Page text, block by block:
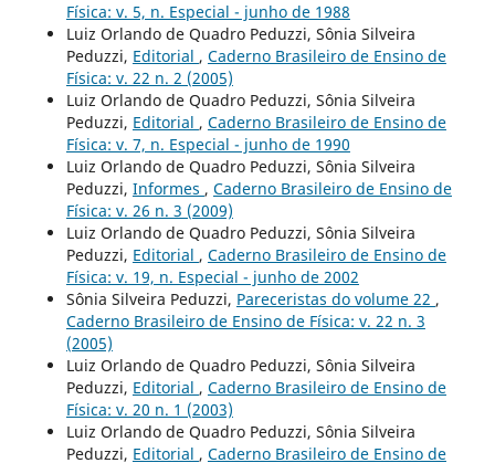
Física: v. 5, n. Especial - junho de 1988
Luiz Orlando de Quadro Peduzzi, Sônia Silveira
Peduzzi, Editorial , Caderno Brasileiro de Ensino de
Física: v. 22 n. 2 (2005)
Luiz Orlando de Quadro Peduzzi, Sônia Silveira
Peduzzi, Editorial , Caderno Brasileiro de Ensino de
Física: v. 7, n. Especial - junho de 1990
Luiz Orlando de Quadro Peduzzi, Sônia Silveira
Peduzzi, Informes , Caderno Brasileiro de Ensino de
Física: v. 26 n. 3 (2009)
Luiz Orlando de Quadro Peduzzi, Sônia Silveira
Peduzzi, Editorial , Caderno Brasileiro de Ensino de
Física: v. 19, n. Especial - junho de 2002
Sônia Silveira Peduzzi, Pareceristas do volume 22 ,
Caderno Brasileiro de Ensino de Física: v. 22 n. 3
(2005)
Luiz Orlando de Quadro Peduzzi, Sônia Silveira
Peduzzi, Editorial , Caderno Brasileiro de Ensino de
Física: v. 20 n. 1 (2003)
Luiz Orlando de Quadro Peduzzi, Sônia Silveira
Peduzzi, Editorial , Caderno Brasileiro de Ensino de